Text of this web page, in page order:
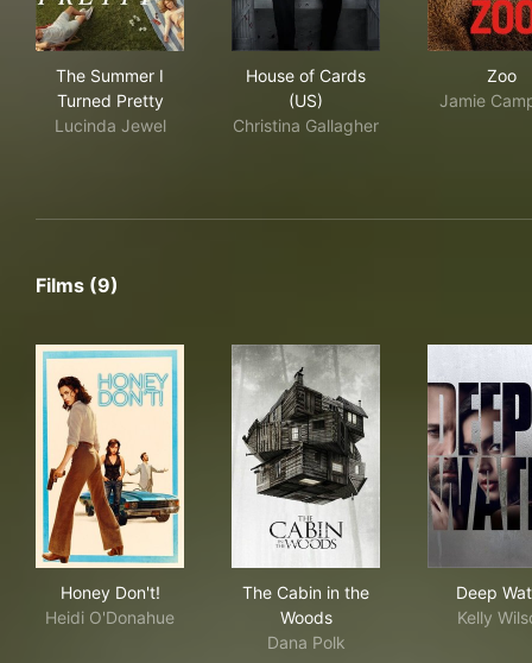
The Summer I
Turned Pretty
Lucinda Jewel
House of Cards
(US)
Christina Gallagher
Zoo
Jamie
Films (9)
Honey Don't!
Heidi O'Donahue
The Cabin in the
Woods
Dana Polk
Deep
Kelly